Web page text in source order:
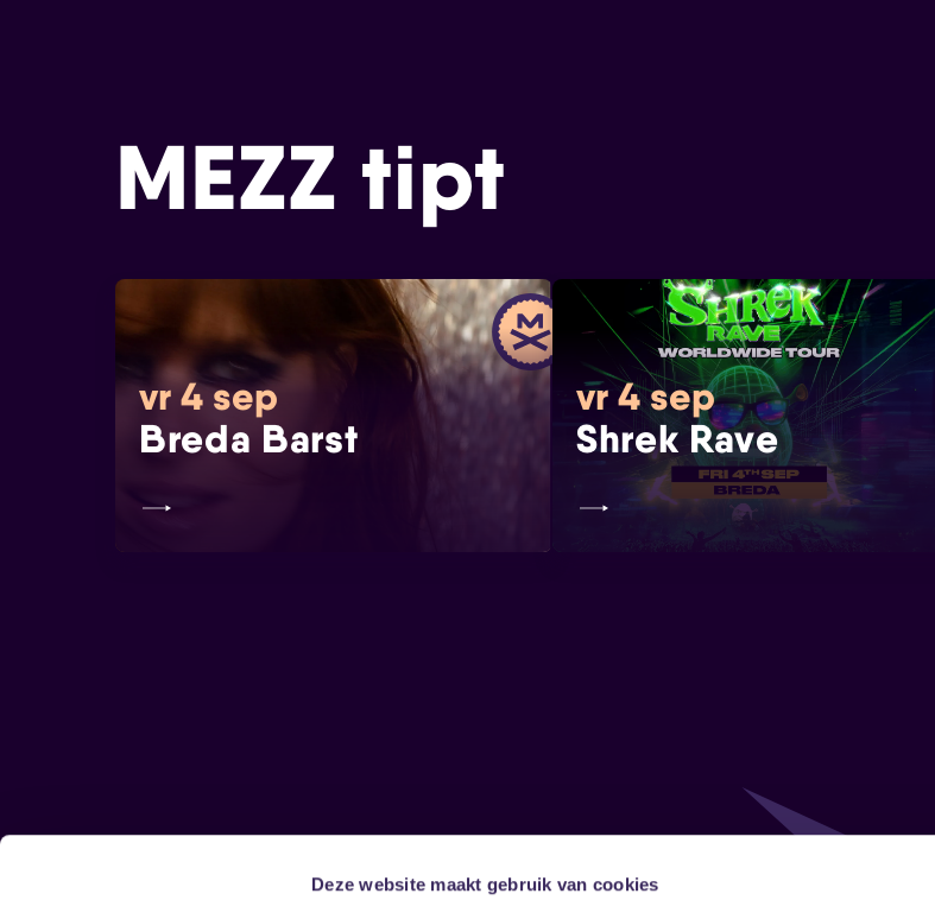
Deze website maakt gebruik van cookies
MEZZ tipt
vr 4 sep
Breda Barst
vr 4 sep
Shrek Rave